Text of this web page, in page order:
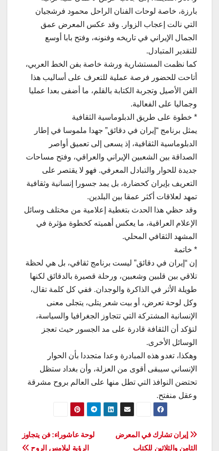
بارزة، خاصة لوحات الفنان الراحل محمود فرشجيان
التي نالت إعجاب الزوار. وقد عكس المعرض عمق
الجمال الإيراني في تاريخه وفنونه، وفتح بابا أوسع
للتقدير المتبادل.
كما نظمت المستشارية ورشة خاصة بفن الخط العربي،
أتاحت للحضور فرصة عملية للتعرف على أساليب هذا
الفن الأصيل وتجربة الكتابة بالقلم، ما أضفى بعدا عمليا
وجماليا على الفعالية.
* خطوة على طريق الدبلوماسية الثقافية
يمثل برنامج “إيران في دقائق” جهدا ملموسا في إطار
الدبلوماسية الثقافية، إذ يسعى إلى تعميق أواصر
الصداقة بين الشعبين الإيراني والعراقي، وفتح مساحات
جديدة للحوار والتبادل المعرفي. فهو لا يقتصر على
التعريف بإيران كحضارة، بل يمد جسورا إنسانية وثقافية
تمهد لعلاقات أكثر عمقا بين البلدين.
وقد حظي هذا الحدث بتغطية إعلامية من مختلف وسائل
الإعلام العراقية، ما يعكس أهميته كخطوة مؤثرة في
المشهد الثقافي المحلي.
* خاتمة
إن “إيران في دقائق” ليست برنامج ثقافي، بل هي لحظة
تلاقي بين قلبين وشعبين، ورحلة قصيرة بالدقائق لكنها
طويلة الأثر في الذاكرة والوجدان. ففي كل كلمة تقال،
وكل لوحة تعرض، أو بيت شعر يتلى، يتجلى معنى
الإنسانية المشتركة التي تتجاوز الجغرافيا والسياسة،
لتؤكد أن الثقافة قادرة على مد الجسور حيث تعجز
الوسائل الأخرى.
وهكذا، تغدو هذه المبادرة وعدا متجددا بأن الحوار
الإنساني سيبقى أقوى من العزلة، وأن بغداد ستظل
تحتضن النوافذ التي تطل منها على العالم بروح مشرقة
وعقل منفتح.
تصفّح
لوحة عاشوراء: فن يتجاوز
الرؤية ليلامس الروح
إيران تشارك في المعرض
الثامن والثلاثين للكتاب